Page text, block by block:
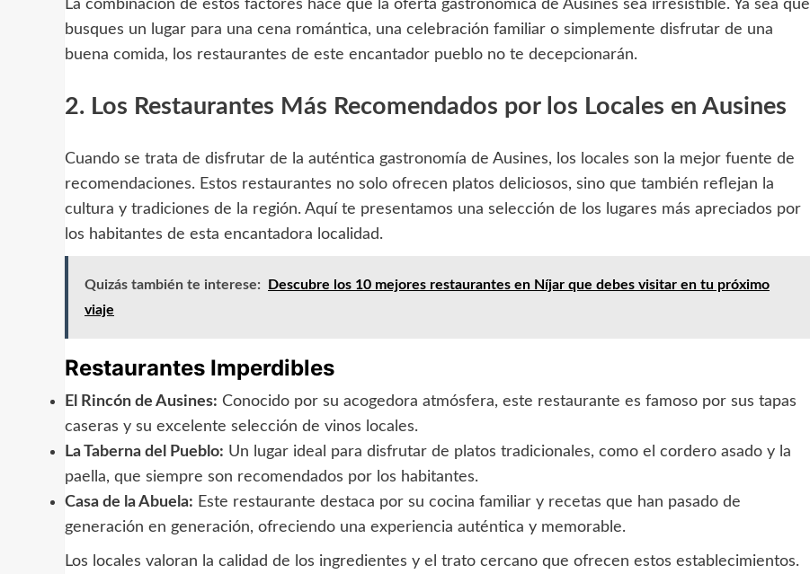
La combinación de estos factores hace que la oferta gastronómica de Ausines sea irresistible. Ya sea que
busques un lugar para una cena romántica, una celebración familiar o simplemente disfrutar de una
buena comida, los restaurantes de este encantador pueblo no te decepcionarán.
2. Los Restaurantes Más Recomendados por los Locales en Ausines
Cuando se trata de disfrutar de la auténtica gastronomía de Ausines, los locales son la mejor fuente de
recomendaciones. Estos restaurantes no solo ofrecen platos deliciosos, sino que también reflejan la
cultura y tradiciones de la región. Aquí te presentamos una selección de los lugares más apreciados por
los habitantes de esta encantadora localidad.
Quizás también te interese:
Descubre los 10 mejores restaurantes en Níjar que debes visitar en tu próximo
viaje
Restaurantes Imperdibles
El Rincón de Ausines: Conocido por su acogedora atmósfera, este restaurante es famoso por sus tapas
caseras y su excelente selección de vinos locales.
La Taberna del Pueblo: Un lugar ideal para disfrutar de platos tradicionales, como el cordero asado y la
paella, que siempre son recomendados por los habitantes.
Casa de la Abuela: Este restaurante destaca por su cocina familiar y recetas que han pasado de
generación en generación, ofreciendo una experiencia auténtica y memorable.
Los locales valoran la calidad de los ingredientes y el trato cercano que ofrecen estos establecimientos.